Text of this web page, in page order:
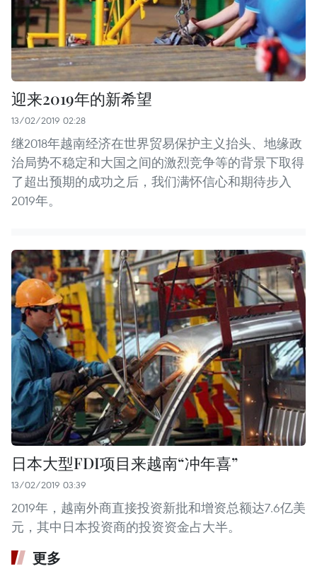
迎来2019年的新希望
13/02/2019 02:28
继2018年越南经济在世界贸易保护主义抬头、地缘政
治局势不稳定和大国之间的激烈竞争等的背景下取得
了超出预期的成功之后，我们满怀信心和期待步入
2019年。
日本大型FDI项目来越南“冲年喜”
13/02/2019 03:39
2019年，越南外商直接投资新批和增资总额达7.6亿美
元，其中日本投资商的投资资金占大半。
更多